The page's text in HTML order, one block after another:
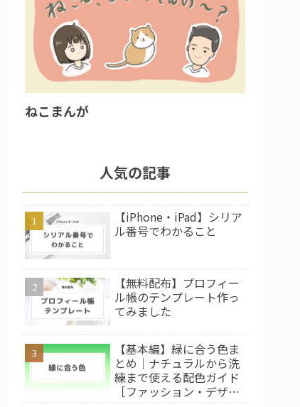
ねこまんが
人気の記事
【iPhone・iPad】シリア
ル番号でわかること
【無料配布】プロフィー
ル帳のテンプレート作っ
てみました
【基本編】緑に合う色ま
とめ｜ナチュラルから洗
練まで使える配色ガイド
［ファッション・デザイ